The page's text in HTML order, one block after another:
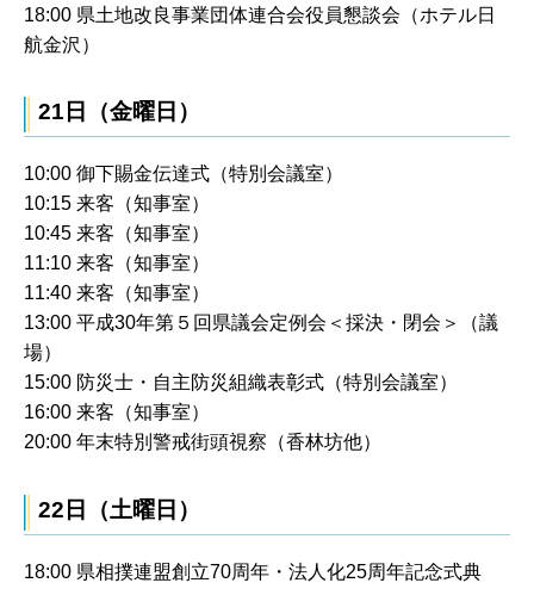
18:00 県土地改良事業団体連合会役員懇談会（ホテル日
航金沢）
21日（金曜日）
10:00 御下賜金伝達式（特別会議室）
10:15 来客（知事室）
10:45 来客（知事室）
11:10 来客（知事室）
11:40 来客（知事室）
13:00 平成30年第５回県議会定例会＜採決・閉会＞（議
場）
15:00 防災士・自主防災組織表彰式（特別会議室）
16:00 来客（知事室）
20:00 年末特別警戒街頭視察（香林坊他）
22日（土曜日）
18:00 県相撲連盟創立70周年・法人化25周年記念式典